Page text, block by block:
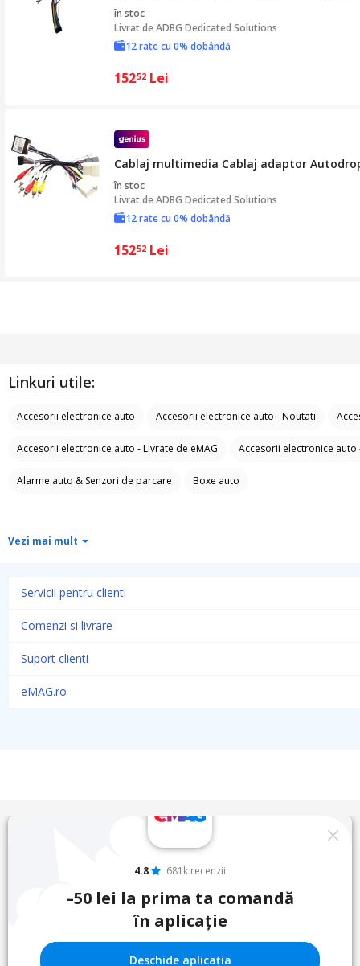
în stoc
Livrat deADBG Dedicated Solutions
12 rate cu 0% dobândă
15252 Lei
Cablaj multimedia Cablaj adaptor
în stoc
Livrat deADBG Dedicated Solutions
12 rate cu 0% dobândă
15252 Lei
Linkuri utile:
Accesorii electronice auto Accesorii electronice auto - Noutati
Accesorii electronice auto - Livrate de eMAG Accesorii electronice auto
Alarme auto & Senzori de parcare Boxe auto
Vezi mai mult
Servicii pentru clienti
Comenzi si livrare
Suport clienti
eMAG.ro
4.8 681k recenzii
–50 lei la prima ta comandă
în aplicație
Deschide aplicația